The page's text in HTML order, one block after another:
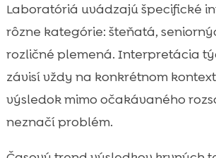
Laboratóriá uvádzajú špecifické
rôzne kategórie: šteňatá,
rozličné plemená. Interpretácia
závisí vždy na konkrétnom
výsledok mimo očakávaného
neznačí problém.